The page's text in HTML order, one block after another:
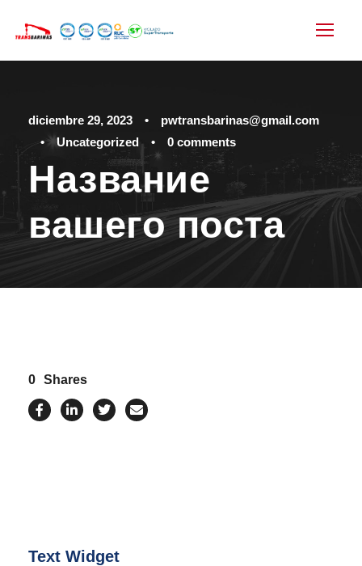
diciembre 29, 2023 •
pwtransbarinas@gmail.com
•
Uncategorized • 0 comments
Название
вашего поста
0 Shares
Text Widget